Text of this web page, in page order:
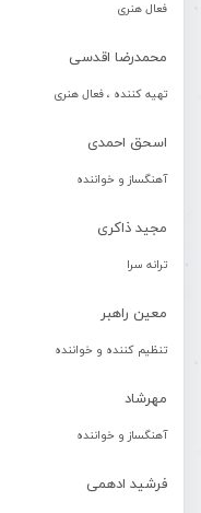
فعال هنری
محمدرضا اقدسی
تهیه کننده ، فعال هنری
اسحق احمدی
آهنگساز و خواننده
مجید ذاکری
ترانه سرا
معین راهبر
تنظیم کننده و خواننده
مهرشاد
آهنگساز و خواننده
فرشید ادهمی